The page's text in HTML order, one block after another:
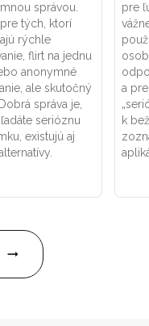
správou.
tých, ktorí
rýchle
flirt na jednu
anonymné
ale skutočný
správa je,
serióznu
existujú aj
pre
a
k